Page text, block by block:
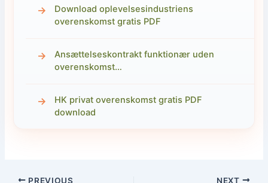
Download oplevelsesindustriens
overenskomst gratis PDF
Ansættelseskontrakt funktionær uden
overenskomst…
HK privat overenskomst gratis PDF
download
PREVIOUS NEXT